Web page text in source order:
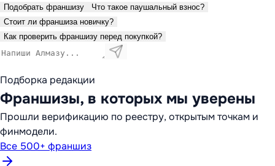
Подобрать франшизу
Что такое паушальный взнос?
Стоит ли франшиза новичку?
Как проверить франшизу перед покупкой?
Подборка редакции
Франшизы, в которых мы уверены
Прошли верификацию по реестру, открытым точкам и
финмодели.
Все 500+ франшиз